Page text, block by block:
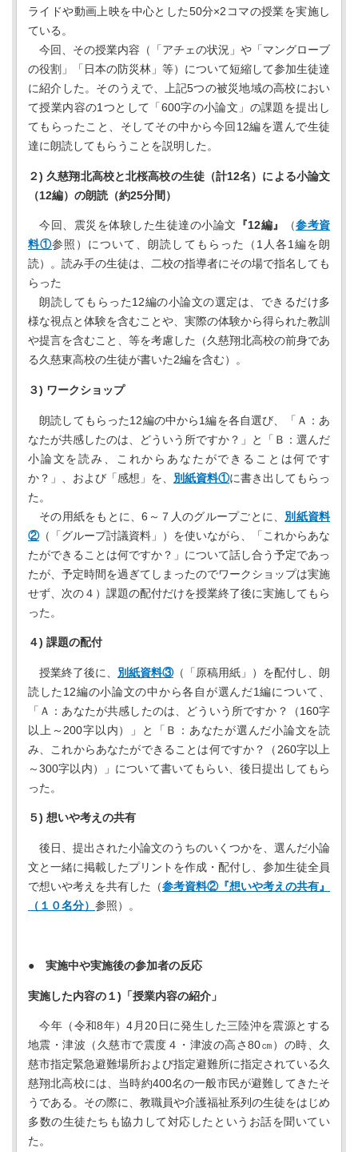
ライドや動画上映を中心とした50分×2コマの授業を実施し
ている。
今回、その授業内容（「アチェの状況」や「マングローブ
の役割」「日本の防災林」等）について短縮して参加生徒達
に紹介した。そのうえで、上記5つの被災地域の高校におい
て授業内容の1つとして「600字の小論文」の課題を提出し
てもらったこと、そしてその中から今回12編を選んで生徒
達に朗読してもらうことを説明した。
２) 久慈翔北高校と北桜高校の生徒（計12名）による小論文
（12編）の朗読（約25分間）
今回、震災を体験した生徒達の小論文 『12編』 （参考資
料①参照）について、朗読してもらった（1人各1編を朗
読）。読み手の生徒は、二校の指導者にその場で指名しても
らった
朗読してもらった12編の小論文の選定は、できるだけ多
様な視点と体験を含むことや、実際の体験から得られた教訓
や提言を含むこと、等を考慮した（久慈翔北高校の前身であ
る久慈東高校の生徒が書いた2編を含む）。
３) ワークショップ
朗読してもらった12編の中から1編を各自選び、「Ａ：あ
なたが共感したのは、どういう所ですか？」と「Ｂ：選んだ
小論文を読み、これからあなたができることは何です
か？」、および「感想」を、 別紙資料①に書き出してもらっ
た。
その用紙をもとに、6～７人のグループごとに、 別紙資料
②（「グループ討議資料」）を使いながら、「これからあな
たができることは何ですか？」について話し合う予定であっ
たが、予定時間を過ぎてしまったのでワークショップは実施
せず、次の４）課題の配付だけを授業終了後に実施してもら
った。
４) 課題の配付
授業終了後に、 別紙資料③（「原稿用紙」）を配付し、朗
読した12編の小論文の中から各自が選んだ1編について、
「Ａ：あなたが共感したのは、どういう所ですか？（160字
以上～200字以内）」と「Ｂ：あなたが選んだ小論文を読
み、これからあなたができることは何ですか？（260字以上
～300字以内）」について書いてもらい、後日提出してもら
った。
５) 想いや考えの共有
後日、提出された小論文のうちのいくつかを、選んだ小論
文と一緒に掲載したプリントを作成・配付し、参加生徒全員
で想いや考えを共有した（参考資料②『想いや考えの共有』
（１０名分） 参照）。
● 実施中や実施後の参加者の反応
実施した内容の１)「授業内容の紹介」
今年（令和8年）4月20日に発生した三陸沖を震源とする
地震・津波（久慈市で震度４・津波の高さ80㎝）の時、久
慈市指定緊急避難場所および指定避難所に指定されている久
慈翔北高校には、当時約400名の一般市民が避難してきたそ
うである。その際に、教職員や介護福祉系列の生徒をはじめ
多数の生徒たちも協力して対応したというお話を聞いてい
た。